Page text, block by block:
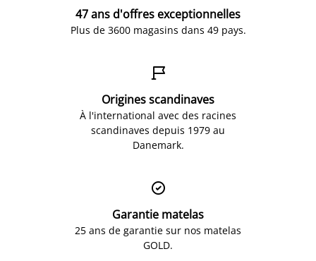
47 ans d'offres exceptionnelles
Plus de 3600 magasins dans 49 pays.

Origines scandinaves
À l'international avec des racines
scandinaves depuis 1979 au
Danemark.

Garantie matelas
25 ans de garantie sur nos matelas
GOLD.